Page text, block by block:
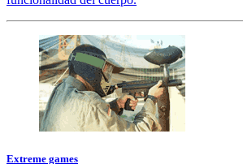
Extreme games